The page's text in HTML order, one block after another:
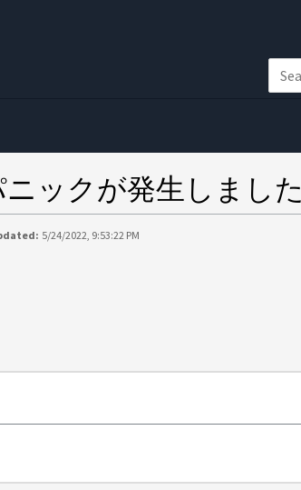
ニックが発生しました
5/24/2022, 9:53:22 PM